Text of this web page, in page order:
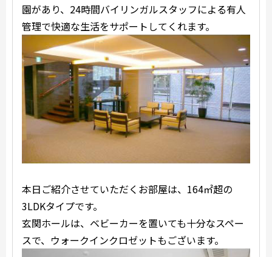
園があり、24時間バイリンガルスタッフによる有人
管理で快適な生活をサポートしてくれます。
本日ご紹介させていただくお部屋は、164㎡超の
3LDKタイプです。
玄関ホールは、ベビーカーを置いても十分なスペー
スで、ウォークインクロゼットもございます。